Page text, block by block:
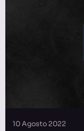
10 Agosto 2022